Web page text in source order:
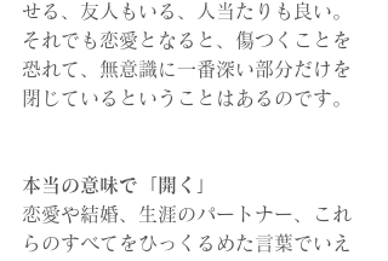
せる、友人もいる、人当たりも良い。
それでも恋愛となると、傷つくことを
恐れて、無意識に一番深い部分だけを
閉じているということはあるのです。
本当の意味で「開く」
恋愛や結婚、生涯のパートナー、これ
らのすべてをひっくるめた言葉でいえ